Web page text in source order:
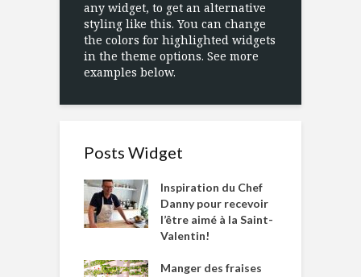
any widget, to get an alternative
styling like this. You can change
the colors for highlighted widgets
in the theme options. See more
examples below.
Posts Widget
Inspiration du Chef
Danny pour recevoir
l’être aimé à la Saint-
Valentin!
Manger des fraises